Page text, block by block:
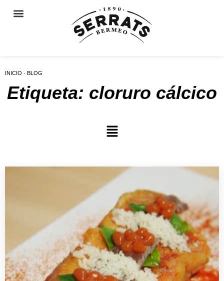
INICIO · BLOG
Etiqueta: cloruro cálcico